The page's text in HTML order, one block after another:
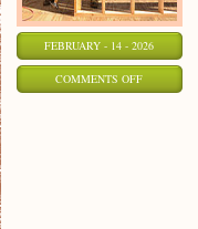
FEBRUARY - 14 - 2026
COMMENTS OFFON